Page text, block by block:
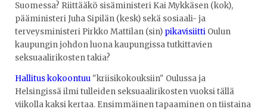
Suomessa? Riittääkö sisäministeri Kai Mykkäsen (kok),
pääministeri Juha Sipilän (kesk) sekä sosiaali- ja
terveysministeri Pirkko Mattilan (sin) pikavisiitti Oulun
kaupungin johdon luona kaupungissa tutkittavien
seksuaalirikosten takia?
Hallitus kokoontuu "kriisikokouksiin" Oulussa ja
Helsingissä ilmi tulleiden seksuaalirikosten vuoksi tällä
viikolla kaksi kertaa. Ensimmäinen tapaaminen on tiistaina